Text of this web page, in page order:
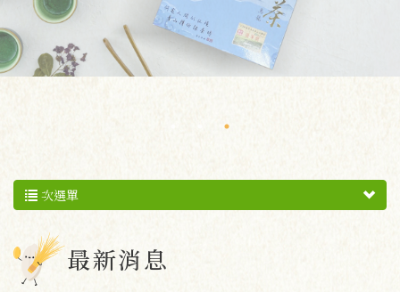
次選單
最新消息